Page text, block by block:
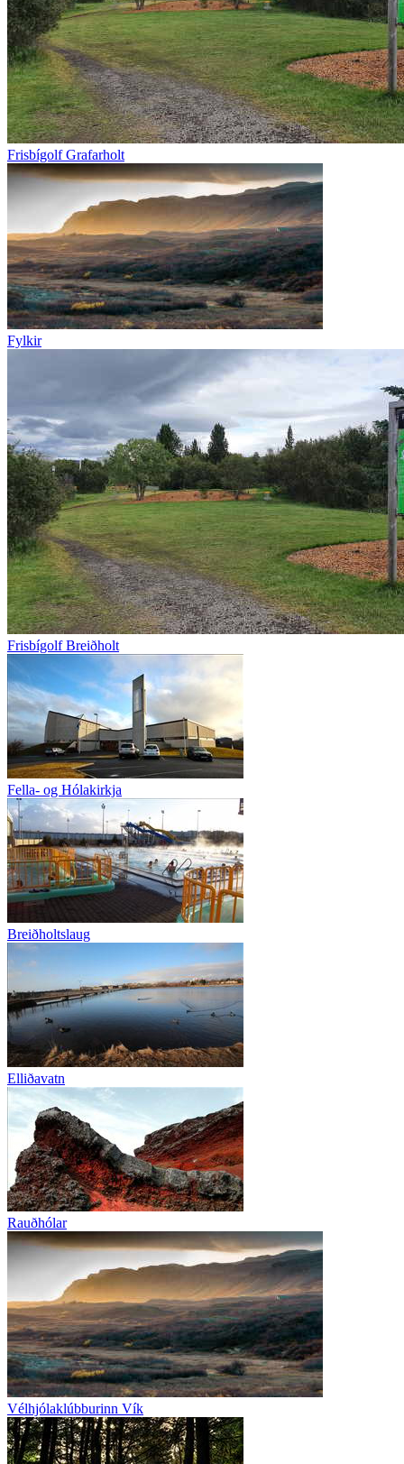
Frisbígolf Grafarholt
Fylkir
Frisbígolf Breiðholt
Fella- og Hólakirkja
Breiðholtslaug
Elliðavatn
Rauðhólar
Vélhjólaklúbburinn Vík